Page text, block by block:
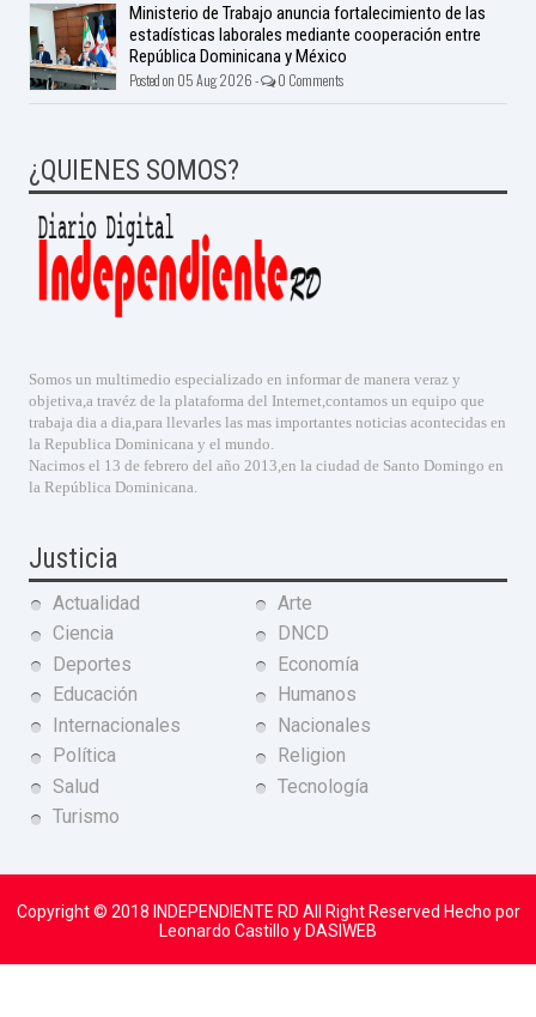
Ministerio de Trabajo anuncia fortalecimiento de las
estadísticas laborales mediante cooperación entre
República Dominicana y México
Posted on 05 Aug 2026 - 0 Comments
¿QUIENES SOMOS?
Somos un multimedio especializado en informar de manera veraz y
objetiva,a travéz de la plataforma del Internet,contamos un equipo que
trabaja dia a dia,para llevarles las mas importantes noticias acontecidas en
la Republica Dominicana y el mundo.
Nacimos el 13 de febrero del año 2013,en la ciudad de Santo Domingo en
la República Dominicana.
Justicia
Actualidad
Arte
Ciencia
DNCD
Deportes
Economía
Educación
Humanos
Internacionales
Nacionales
Política
Religion
Salud
Tecnología
Turismo
Copyright © 2018 INDEPENDIENTE RD All Right Reserved Hecho por
Leonardo Castillo y DASIWEB